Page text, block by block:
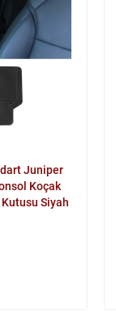
Juniper
Koçak
Siyah